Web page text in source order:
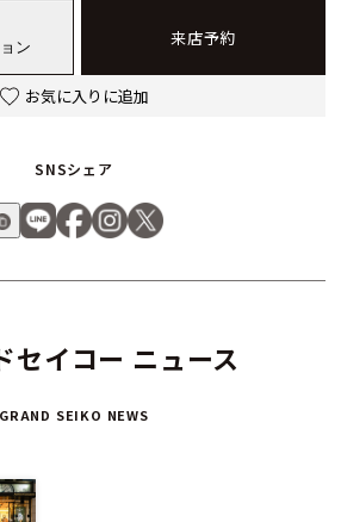
セイコー ニュース
GRAND SEIKO NEWS
ン
来店予約
お気に入りに追加
SNSシェア